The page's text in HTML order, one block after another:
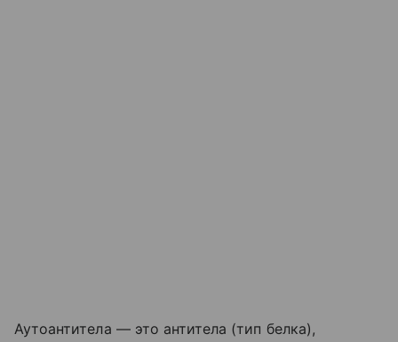
Аутоантитела — это антитела (тип белка),